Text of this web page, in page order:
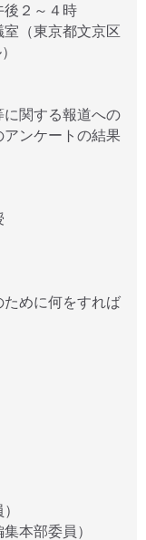
２～４時
（東京都文京区
に関する報道への
ンケートの結果
めに何をすれば
本部委員）